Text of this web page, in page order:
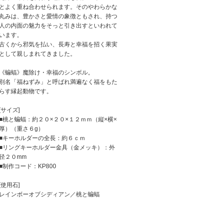
よく重ね合わせられます。そのやわらかな
みは、豊かさと愛情の象徴ともされ、持つ
の内面の魅力をそっと引き出すといわれて
ます。
くから邪気を払い、長寿と幸福を招く果実
して親しまれてきました。
蝙蝠》魔除け・幸福のシンボル。
名「福ねずみ」と呼ばれ満遍なく福をもた
す縁起動物です。
イズ]
桃と蝙蝠：約２０×２０×１２ｍｍ（縦×横×
）（重さ６g）
キーホルダーの全長：約６ｃｍ
リングキーホルダー金具（金メッキ）：外
２０mm
制作コード：KP800
用石]
インボーオブシディアン／桃と蝙蝠